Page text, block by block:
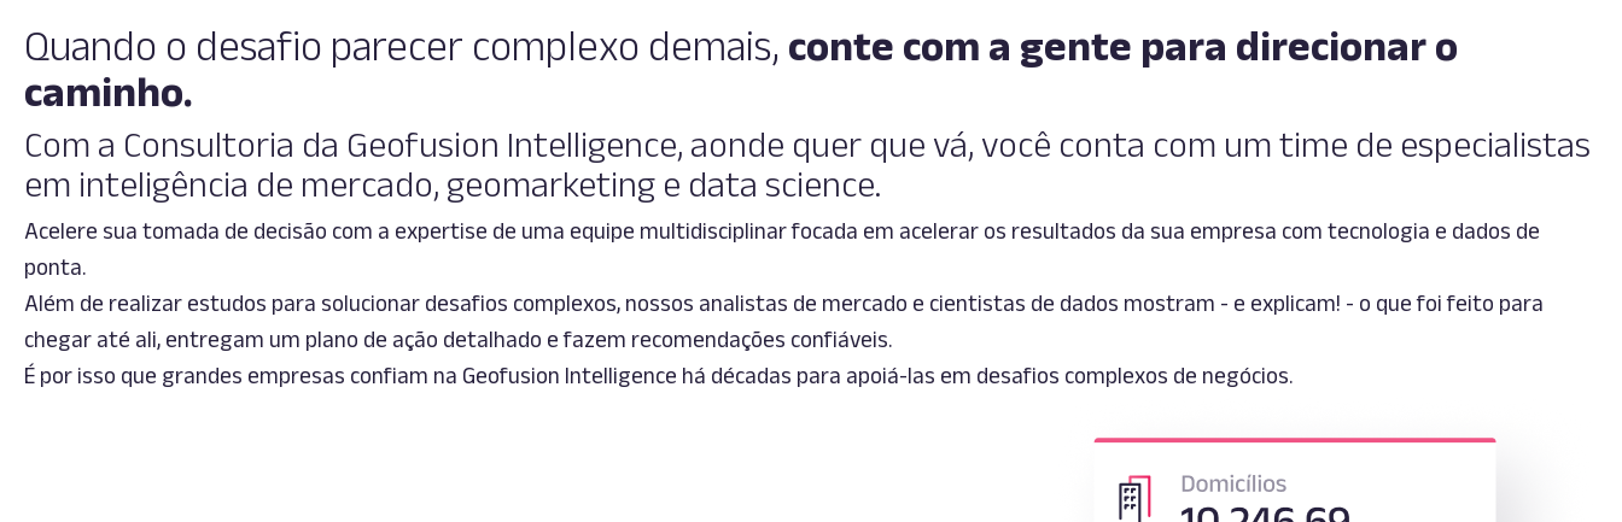
Quando o desafio parecer complexo demais, conte com a gente para direcionar o
caminho.
Com a Consultoria da Geofusion Intelligence, aonde quer que vá, você conta com um time de especialistas
em inteligência de mercado, geomarketing e data science.
Acelere sua tomada de decisão com a expertise de uma equipe multidisciplinar focada em acelerar os resultados da sua empresa com tecnologia e dados de
ponta.
Além de realizar estudos para solucionar desafios complexos, nossos analistas de mercado e cientistas de dados mostram - e explicam! - o que foi feito para
chegar até ali, entregam um plano de ação detalhado e fazem recomendações confiáveis.
É por isso que grandes empresas confiam na Geofusion Intelligence há décadas para apoiá-las em desafios complexos de negócios.